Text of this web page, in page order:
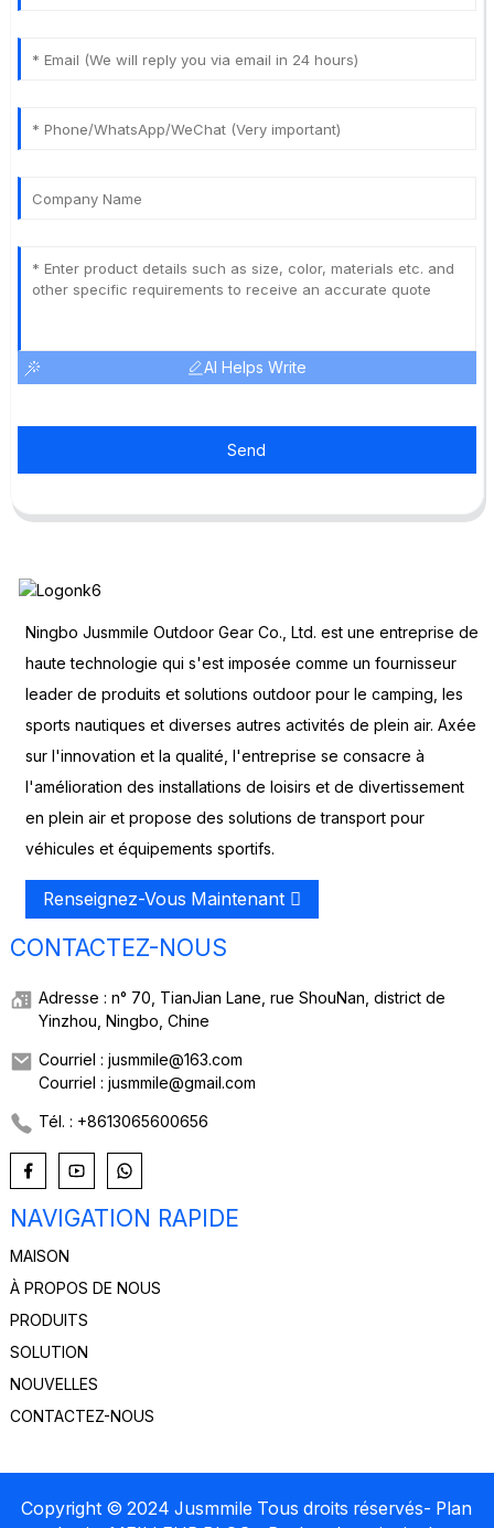
AI Helps Write
Send
Ningbo Jusmmile Outdoor Gear Co., Ltd. est une entreprise de
haute technologie qui s'est imposée comme un fournisseur
leader de produits et solutions outdoor pour le camping, les
sports nautiques et diverses autres activités de plein air. Axée
sur l'innovation et la qualité, l'entreprise se consacre à
l'amélioration des installations de loisirs et de divertissement
en plein air et propose des solutions de transport pour
véhicules et équipements sportifs.
Renseignez-Vous Maintenant
CONTACTEZ-NOUS
Adresse : n° 70, TianJian Lane, rue ShouNan, district de
Yinzhou, Ningbo, Chine
Courriel : jusmmile@163.com
Courriel : jusmmile@gmail.com
Tél. : +8613065600656
NAVIGATION RAPIDE
MAISON
À PROPOS DE NOUS
PRODUITS
SOLUTION
NOUVELLES
CONTACTEZ-NOUS
Copyright © 2024 Jusmmile Tous droits réservés- Plan